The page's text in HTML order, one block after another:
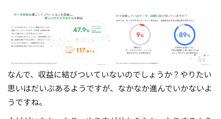
なんで、収益に結びついていないのでしょうか？やりたい
思いはだいぶあるようですが、なかなか進んでいかないよ
うですね。